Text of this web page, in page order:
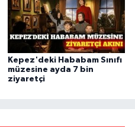
Kepez'deki Hababam Sınıfı
müzesine ayda 7 bin
ziyaretçi